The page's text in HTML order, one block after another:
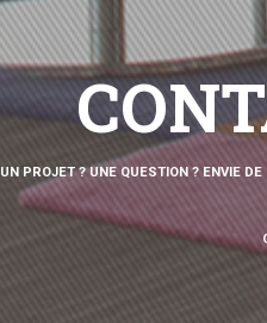
UN PROJET ? UNE QUESTION ? ENVIE